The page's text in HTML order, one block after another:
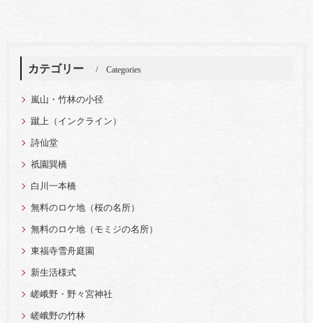
カテゴリー Categories
嵐山・竹林の小径
蹴上（インクライン）
詩仙堂
祇園巽橋
白川一本橋
無料のロケ地（桜の名所）
無料のロケ地（モミジの名所）
東福寺雪舟庭園
新生活様式
嵯峨野・野々宮神社
嵯峨野の竹林